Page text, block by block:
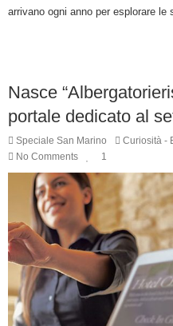
arrivano ogni anno per esplorare le
Nasce
portale dedicato al
Speciale San Marino Curiosità -
No Comments
1